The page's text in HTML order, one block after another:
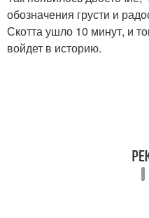
обозначения грусти и
Скотта ушло 10 минут, и
войдет в историю.